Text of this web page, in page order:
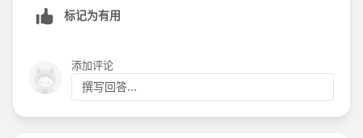
标记为有用
添加评论
撰写回答...